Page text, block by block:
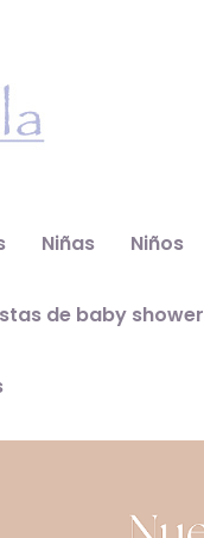
Niñas Niños
de baby shower